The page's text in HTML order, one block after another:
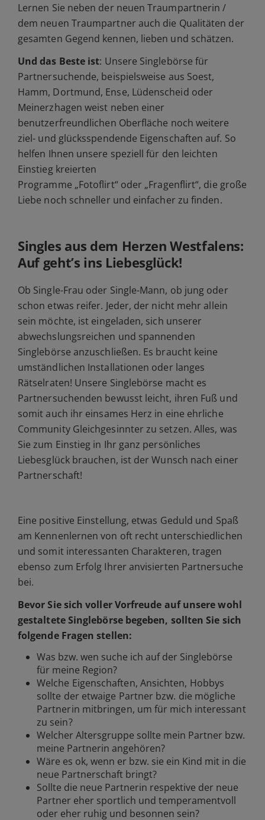
Lernen Sie neben der neuen Traumpartnerin /
dem neuen Traumpartner auch die Qualitäten der
gesamten Gegend kennen, lieben und schätzen.
Und das Beste ist: Unsere Singlebörse für
Partnersuchende, beispielsweise aus Soest,
Hamm, Dortmund, Ense, Lüdenscheid oder
Meinerzhagen weist neben einer
benutzerfreundlichen Oberfläche noch weitere
ziel- und glücksspendende Eigenschaften auf. So
helfen Ihnen unsere speziell für den leichten
Einstieg kreierten
Programme „Fotoflirt“oder „Fragenflirt“, die große
Liebe noch schneller und einfacher zu finden.
Singles aus dem Herzen Westfalens:
Auf geht’s ins Liebesglück!
Ob Single-Frau oder Single-Mann, ob jung oder
schon etwas reifer. Jeder, der nicht mehr allein
sein möchte, ist eingeladen, sich unserer
abwechslungsreichen und spannenden
Singlebörse anzuschließen. Es braucht keine
umständlichen Installationen oder langes
Rätselraten! Unsere Singlebörse macht es
Partnersuchenden bewusst leicht, ihren Fuß und
somit auch ihr einsames Herz in eine ehrliche
Community Gleichgesinnter zu setzen. Alles, was
Sie zum Einstieg in Ihr ganz persönliches
Liebesglück brauchen, ist der Wunsch nach einer
Partnerschaft!
Eine positive Einstellung, etwas Geduld und Spaß
am Kennenlernen von oft recht unterschiedlichen
und somit interessanten Charakteren, tragen
ebenso zum Erfolg Ihrer anvisierten Partnersuche
bei.
Bevor Sie sich voller Vorfreude auf unsere wohl
gestaltete Singlebörse begeben, sollten Sie sich
folgende Fragen stellen:
Was bzw. wen suche ich auf der Singlebörse
für meine Region?
Welche Eigenschaften, Ansichten, Hobbys
sollte der etwaige Partner bzw. die mögliche
Partnerin mitbringen, um für mich interessant
zu sein?
Welcher Altersgruppe sollte mein Partner bzw.
meine Partnerin angehören?
Wäre es ok, wenn er bzw. sie ein Kind mit in die
neue Partnerschaft bringt?
Sollte die neue Partnerin respektive der neue
Partner eher sportlich und temperamentvoll
oder eher ruhig und besonnen sein?